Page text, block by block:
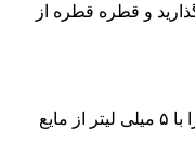
و قطره قطره از
پیش از شروع هر آزمایشی با بورت باید از تمیز بودنِ آن کاملاً اطمینان حاصل کرد. پس از آن باید فضای داخلی آن را با مایعی که می خواهیم منتقل کنیم، آلوده کنیم. به این منظور آن را با ۵ میلی لیتر از مایع